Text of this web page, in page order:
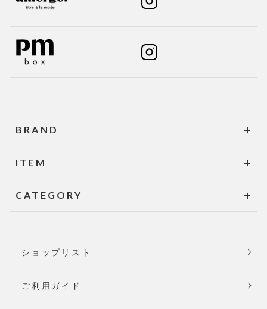
BRAND
ITEM
CATEGORY
ショップリスト
ご利用ガイド